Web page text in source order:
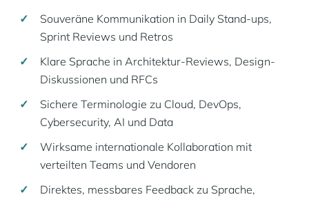
Souveräne Kommunikation in Daily Stand-ups,
Sprint Reviews und Retros
Klare Sprache in Architektur-Reviews, Design-
Diskussionen und RFCs
Sichere Terminologie zu Cloud, DevOps,
Cybersecurity, AI und Data
Wirksame internationale Kollaboration mit
verteilten Teams und Vendoren
Direktes, messbares Feedback zu Sprache,